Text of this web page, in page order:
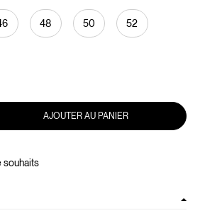
48 50 52
AJOUTER AU PANIER
souhaits